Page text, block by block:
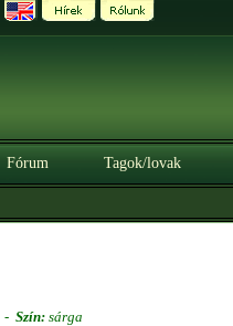
Fórum Tagok/lovak
- Szín: sárga